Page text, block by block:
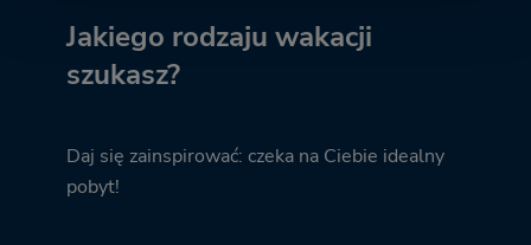
Jakiego rodzaju wakacji
szukasz?
Daj się zainspirować: czeka na Ciebie idealny
pobyt!